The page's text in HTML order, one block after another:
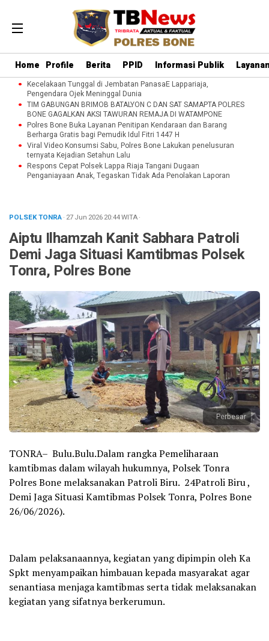
Home Profile Berita PPID Informasi Publik
Kecelakaan Tunggal di Jembatan PanasaE Lappariaja,
Pengendara Ojek Meninggal Dunia
TIM GABUNGAN BRIMOB BATALYON C DAN SAT SAMAPTA POLRES
BONE GAGALKAN AKSI TAWURAN REMAJA DI WATAMPONE
Polres Bone Buka Layanan Penitipan Kendaraan dan Barang
Berharga Gratis bagi Pemudik Idul Fitri 1447 H
Viral Video Konsumsi Sabu, Polres Bone Lakukan penelusuran
ternyata Kejadian Setahun Lalu
Respons Cepat Polsek Lappa Riaja Tangani Dugaan
Penganiayaan Anak, Tegaskan Tidak Ada Penolakan Laporan
POLSEK TONRA· 27 Jun 202620:44WITA·
Aiptu Ilhamzah Kanit Sabhara Patroli
Demi Jaga Situasi Kamtibmas Polsek
Tonra, Polres Bone
Perbesar
TONRA– Bulu.Bulu.Dalam rangka Pemeliharaan
kamtibmas dalam wilayah hukumnya, Polsek Tonra
Polres Bone melaksanakan Patroli Biru. 24Patroli Biru ,
Demi Jaga Situasi Kamtibmas Polsek Tonra, Polres Bone
26/06/2026).
Dalam pelaksanaannya, kegiatan yang dipimpin oleh Ka
Spkt menyampaikan himbauan kepada masyarakat agar
senantiasa menjaga kamtibmas serta tidak melaksanakan
kegiatan yang sifatnya berkerumun.